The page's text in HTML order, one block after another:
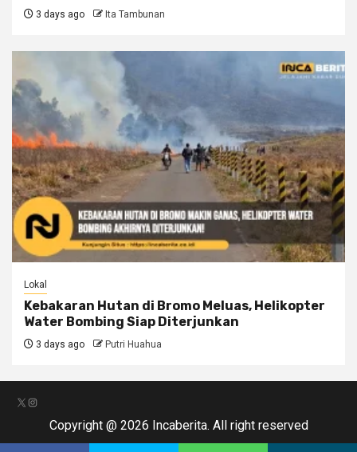
3 days ago Ita Tambunan
Lokal
Kebakaran Hutan di Bromo Meluas, Helikopter
Water Bombing Siap Diterjunkan
3 days ago Putri Huahua
X Instagram
Copyright @ 2026 Incaberita. All right reserved